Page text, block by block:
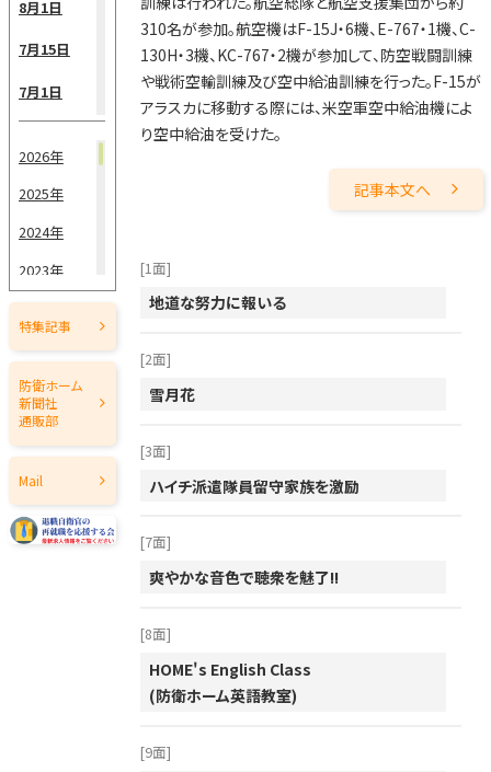
8月1日
7月15日
7月1日
5月1日
4月15日
3月15日
3月1日
2月1日
2026年
2025年
2024年
2023年
2022年
2020年
2019年
2018年
2016年
特集記事
防衛ホーム
新聞社
通販部
Mail
310名が参加。航空機はF-15J・6機、E-767・1機、C-
130H・3機、KC-767・2機が参加して、防空戦闘訓練
や戦術空輸訓練及び空中給油訓練を行った。F-15が
アラスカに移動する際には、米空軍空中給油機によ
り空中給油を受けた。
記事本文へ
[1面]
地道な努力に報いる
[2面]
雪月花
[3面]
ハイチ派遣隊員留守家族を激励
[7面]
爽やかな音色で聴衆を魅了!!
[8面]
HOME's English Class
(防衛ホーム英語教室)
[9面]